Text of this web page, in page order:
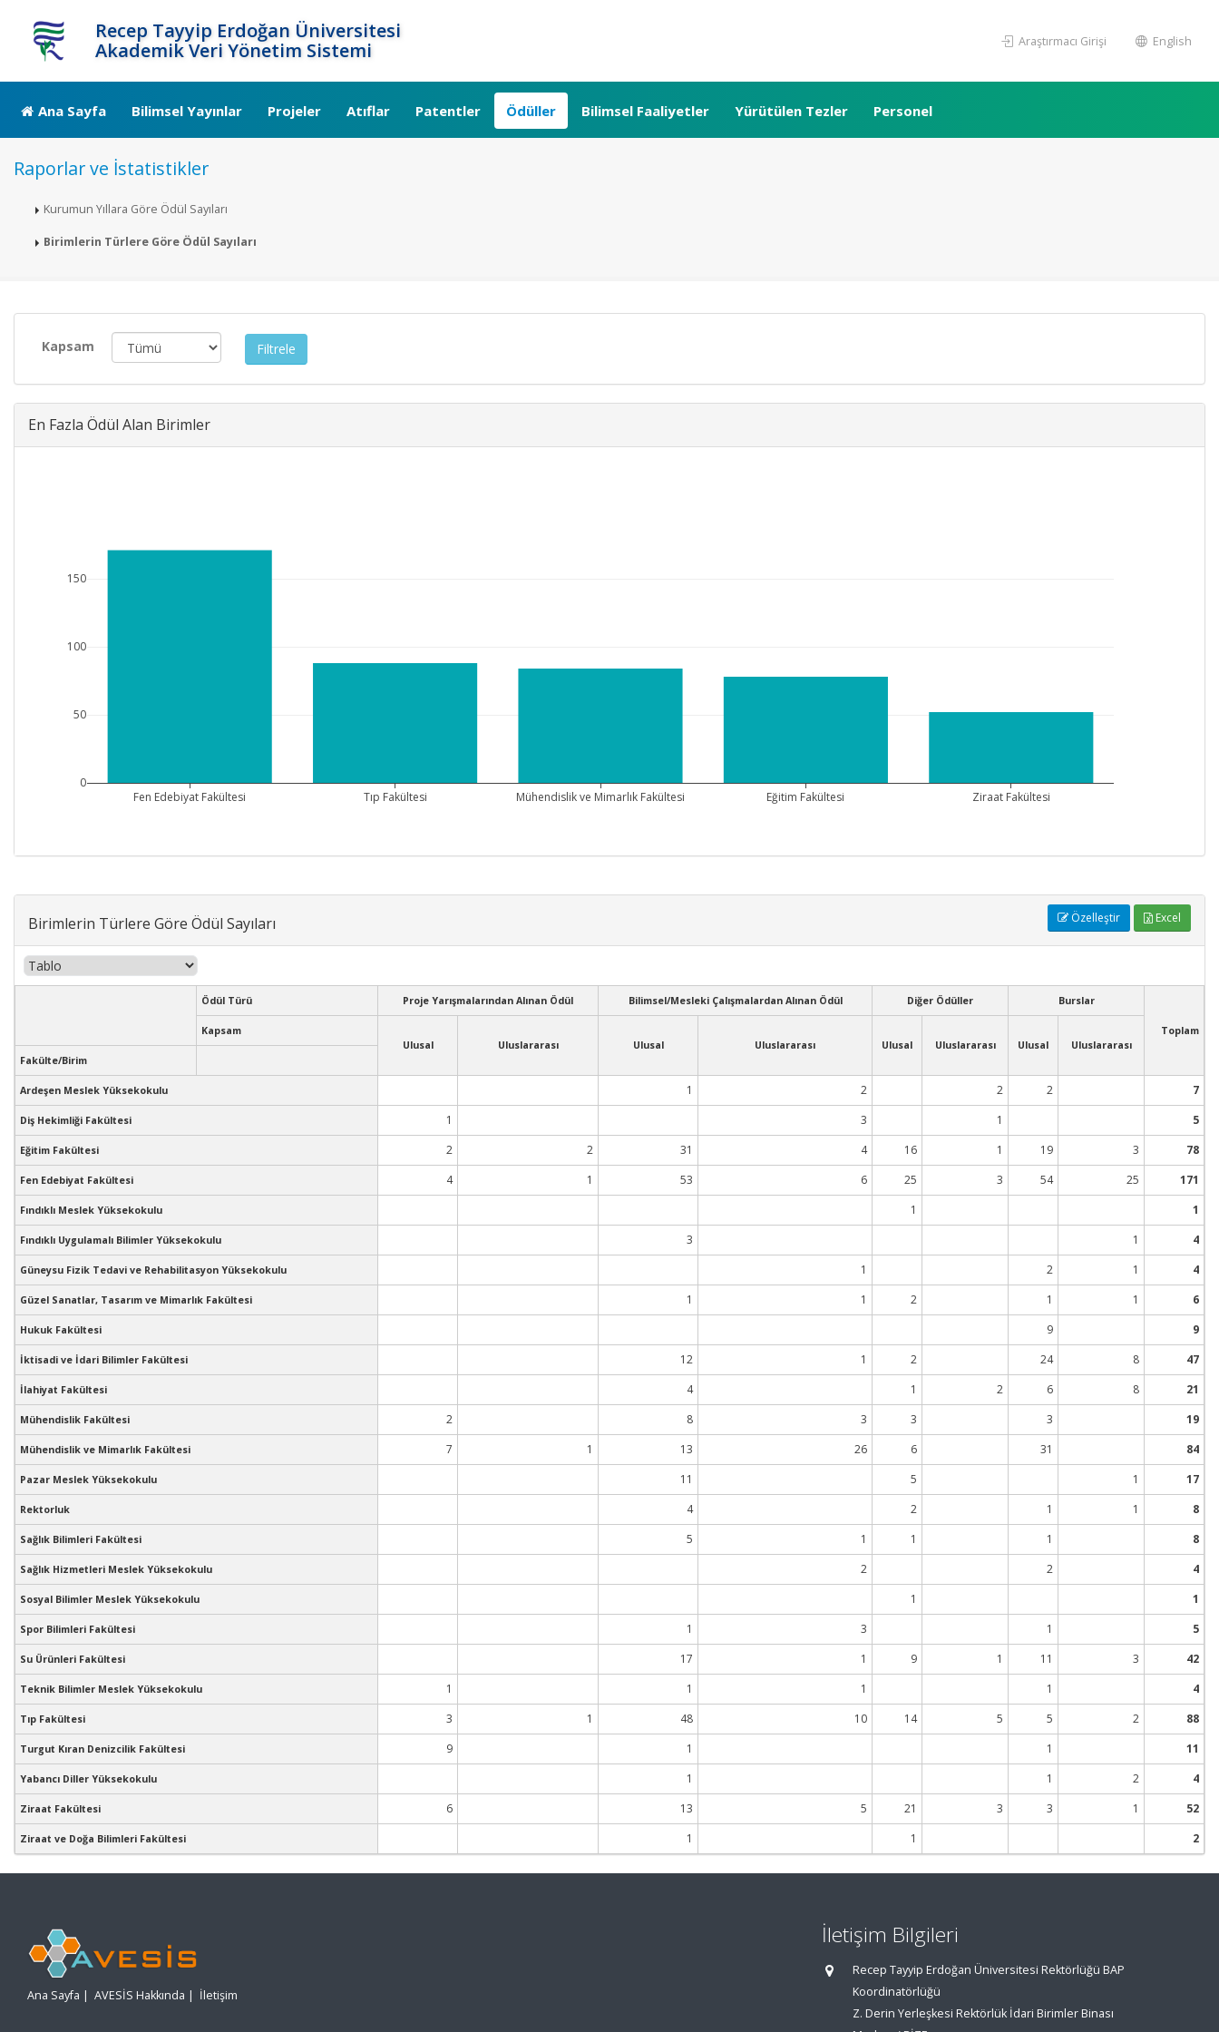
Recep Tayyip Erdoğan Üniversitesi
Akademik Veri Yönetim Sistemi
Araştırmacı Girişi English
Ana Sayfa Bilimsel Yayınlar Projeler Atıflar Patentler Ödüller Bilimsel Faaliyetler Yürütülen Tezler Personel
Raporlar ve İstatistikler
Kurumun Yıllara Göre Ödül Sayıları
Birimlerin Türlere Göre Ödül Sayıları
Kapsam
En Fazla Ödül Alan Birimler
Fen Edebiyat Fakültesi Tıp Fakültesi Mühendislik ve Mimarlık Fakültesi Eğitim Fakültesi Ziraat Fakültesi
0
50
100
150
Birimlerin Türlere Göre Ödül Sayıları Özelleştir Excel
Ödül Türü Proje Yarışmalarından Alınan Ödül Bilimsel/Mesleki Çalışmalardan Alınan Ödül Diğer Ödüller Burslar
Toplam
Kapsam
Ulusal
Uluslararası Ulusal Uluslararası Ulusal Uluslararası Ulusal
Uluslararası
Fakülte/Birim
Ardeşen Meslek Yüksekokulu 1 2 2 2 7
Diş Hekimliği Fakültesi 1 3 1 5
Eğitim Fakültesi 2 2 31 4 16 1 19 3 78
Fen Edebiyat Fakültesi 4 1 53 6 25 3 54 25 171
Fındıklı Meslek Yüksekokulu 1 1
Fındıklı Uygulamalı Bilimler Yüksekokulu 3 1 4
Güneysu Fizik Tedavi ve Rehabilitasyon Yüksekokulu 1 2 1 4
Güzel Sanatlar, Tasarım ve Mimarlık Fakültesi 1 1 2 1 1 6
Hukuk Fakültesi 9 9
İktisadi ve İdari Bilimler Fakültesi 12 1 2 24 8 47
İlahiyat Fakültesi 4 1 2 6 8 21
Mühendislik Fakültesi 2 8 3 3 3 19
Mühendislik ve Mimarlık Fakültesi 7 1 13 26 6 31 84
Pazar Meslek Yüksekokulu 11 5 1 17
Rektorluk 4 2 1 1 8
Sağlık Bilimleri Fakültesi 5 1 1 1 8
Sağlık Hizmetleri Meslek Yüksekokulu 2 2 4
Sosyal Bilimler Meslek Yüksekokulu 1 1
Spor Bilimleri Fakültesi 1 3 1 5
Su Ürünleri Fakültesi 17 1 9 1 11 3 42
Teknik Bilimler Meslek Yüksekokulu 1 1 1 1 4
Tıp Fakültesi 3 1 48 10 14 5 5 2 88
Turgut Kıran Denizcilik Fakültesi 9 1 1 11
Yabancı Diller Yüksekokulu 1 1 2 4
Ziraat Fakültesi 6 13 5 21 3 3 1 52
Ziraat ve Doğa Bilimleri Fakültesi 1 1 2
Ana Sayfa | AVESİS Hakkında | İletişim
İletişim Bilgileri
Recep Tayyip Erdoğan Üniversitesi Rektörlüğü BAP
Koordinatörlüğü
Z. Derin Yerleşkesi Rektörlük İdari Birimler Binası